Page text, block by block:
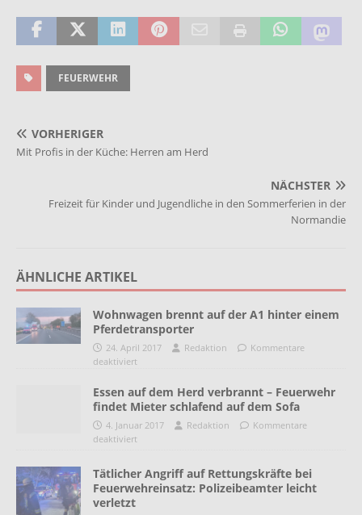
FEUERWEHR
VORHERIGER
Mit Profis in der Küche: Herren am Herd
NÄCHSTER
Freizeit für Kinder und Jugendliche in den Sommerferien in der
Normandie
ÄHNLICHE ARTIKEL
Wohnwagen brennt auf der A1 hinter einem
Pferdetransporter
24. April 2017 Redaktion
Kommentare
deaktiviert
Essen auf dem Herd verbrannt – Feuerwehr
findet Mieter schlafend auf dem Sofa
4. Januar 2017 Redaktion
Kommentare
deaktiviert
Tätlicher Angriff auf Rettungskräfte bei
Feuerwehreinsatz: Polizeibeamter leicht
verletzt